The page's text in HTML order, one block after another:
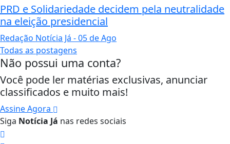
PRD e Solidariedade decidem pela neutralidade
na eleição presidencial
Redação Notícia Já - 05 de Ago
Todas as postagens
Não possui uma conta?
Você pode ler matérias exclusivas, anunciar
classificados e muito mais!
Assine Agora
Siga Notícia Já nas redes sociais